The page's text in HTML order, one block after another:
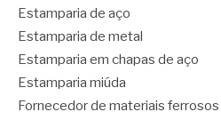
Estamparia de aço
Estamparia de metal
Estamparia em chapas de aço
Estamparia miúda
Fornecedor de materiais ferrosos